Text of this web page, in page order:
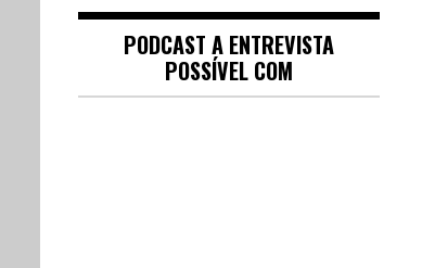
PODCAST A ENTREVISTA
POSSÍVEL COM